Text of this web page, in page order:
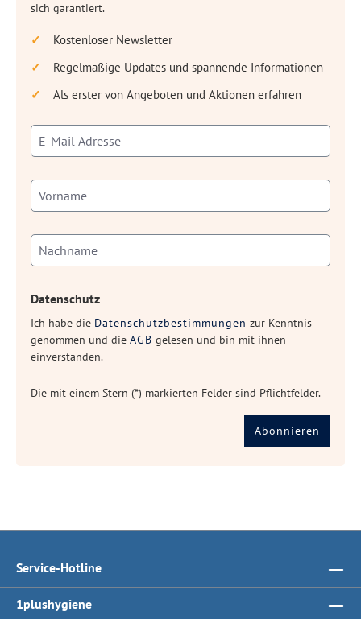
sich garantiert.
Kostenloser Newsletter
Regelmäßige Updates und spannende Informationen
Als erster von Angeboten und Aktionen erfahren
Datenschutz
Ich habe die Datenschutzbestimmungen zur Kenntnis
genommen und die AGB gelesen und bin mit ihnen
einverstanden.
Die mit einem Stern (*) markierten Felder sind Pflichtfelder.
Abonnieren
Service-Hotline
1plushygiene